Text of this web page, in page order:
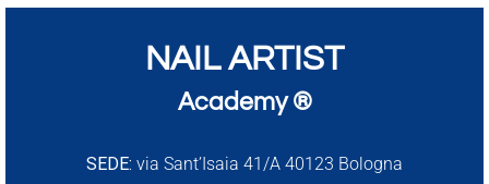
NAIL ARTIST
Academy ®
SEDE: via Sant’Isaia 41/A 40123 Bologna